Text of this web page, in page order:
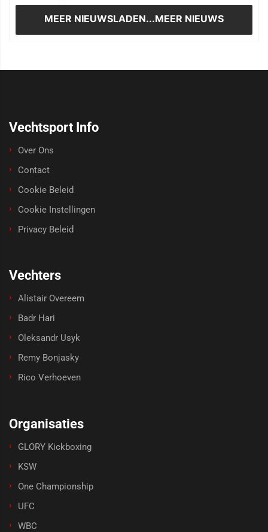
MEER NIEUWSLADEN...MEER NIEUWS
Vechtsport Info
Over Ons
Contact
Cookie Beleid
Cookie Instellingen
Privacy Beleid
Vechters
Alistair Overeem
Badr Hari
Oleksandr Usyk
Remy Bonjasky
Rico Verhoeven
Organisaties
GLORY Kickboxing
KSW
One Championship
UFC
WBC